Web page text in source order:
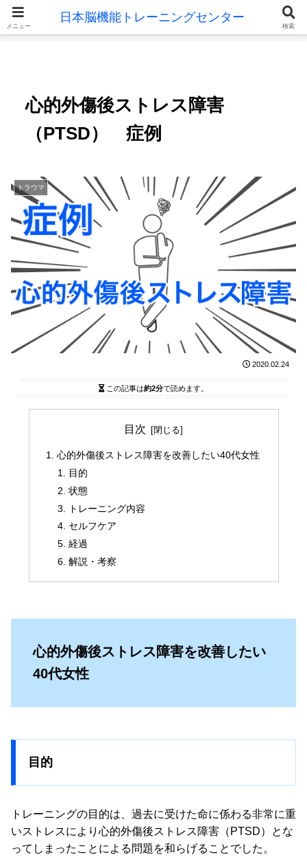
心的外傷後ストレス障害
（PTSD） 症例
トラウマ
2020.02.24
この記事は約2分で読めます。
目次
心的外傷後ストレス障害を改善したい40代女性
目的
状態
トレーニング内容
セルフケア
経過
解説・考察
心的外傷後ストレス障害を改善したい
40代女性
目的
トレーニングの目的は、過去に受けた命に係わる非常に重
いストレスにより心的外傷後ストレス障害（PTSD）とな
ってしまったことによる問題を和らげることでした。
メニュー 検索